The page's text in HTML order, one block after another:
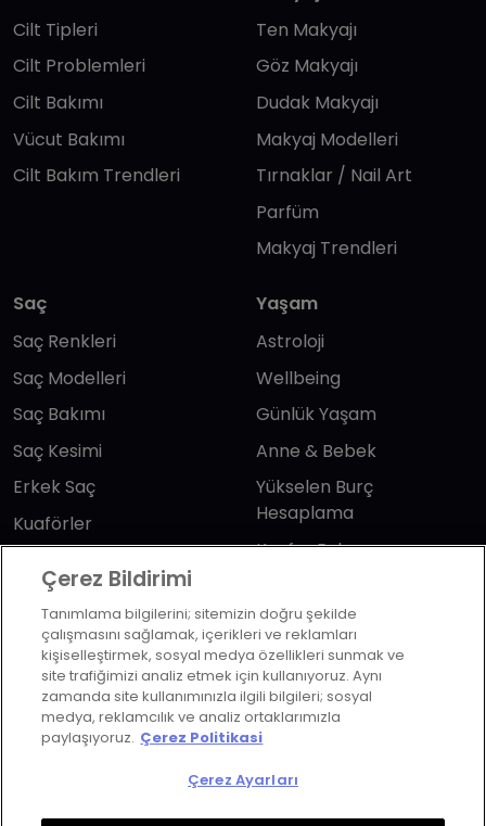
Cilt Tipleri
Cilt Problemleri
Cilt Bakımı
Vücut Bakımı
Cilt Bakım Trendleri
Ten Makyajı
Göz Makyajı
Dudak Makyajı
Makyaj Modelleri
Tırnaklar / Nail Art
Parfüm
Makyaj Trendleri
Saç
Saç Renkleri
Saç Modelleri
Saç Bakımı
Saç Kesimi
Erkek Saç
Kuaförler
Yaşam
Astroloji
Wellbeing
Günlük Yaşam
Anne & Bebek
Yükselen Burç
Hesaplama
Kuafor Bulma
Bizi takip edin
KVKK Başvuru Formu
Kullanım Şart ve Koşulları
Çerez Bildirimi
Tanımlama bilgilerini; sitemizin doğru şekilde
çalışmasını sağlamak, içerikleri ve reklamları
kişiselleştirmek, sosyal medya özellikleri sunmak ve
site trafiğimizi analiz etmek için kullanıyoruz. Aynı
zamanda site kullanımınızla ilgili bilgileri; sosyal
medya, reklamcılık ve analiz ortaklarımızla
paylaşıyoruz. Çerez Politikasi
Çerez Ayarları